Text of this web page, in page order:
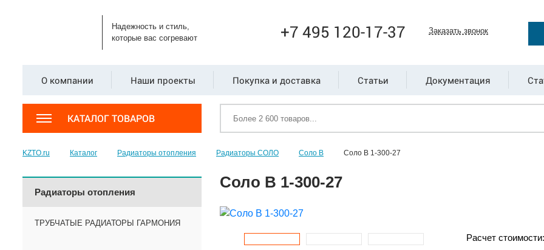
Надежность и стиль,
которые вас согревают
+7 495 120-17-37 Заказать звонок
О компании Наши проекты Покупка и доставка Статьи Документация
КАТАЛОГ ТОВАРОВ
KZTO.ru Каталог Радиаторы отопления Радиаторы СОЛО Соло В Соло В 1-300-27
Радиаторы отопления
ТРУБЧАТЫЕ РАДИАТОРЫ ГАРМОНИЯ
Соло В 1-300-27
Расчет стоимости: